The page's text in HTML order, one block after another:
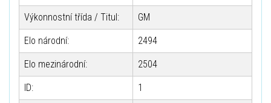
Výkonnostní třída / Titul: GM
Elo národní: 2494
Elo mezinárodní: 2504
ID: 1